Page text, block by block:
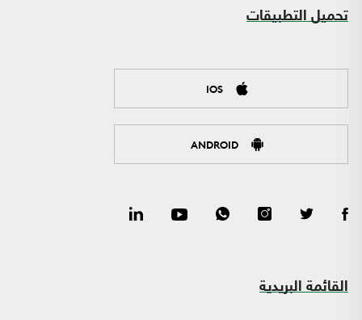
تحميل التطبيقات
IOS
ANDROID
القائمة البريدية